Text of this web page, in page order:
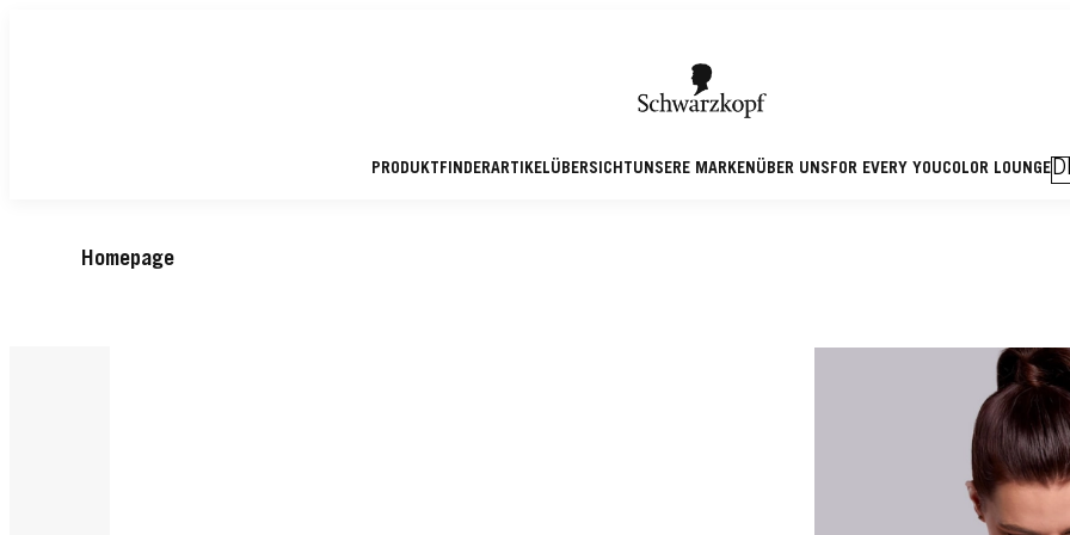
PRODUKTFINDERARTIKELÜBERSICHT UNSERE MARKENÜBER UNSFOR EVERY YOUCOLOR LOUNGE
Homepage